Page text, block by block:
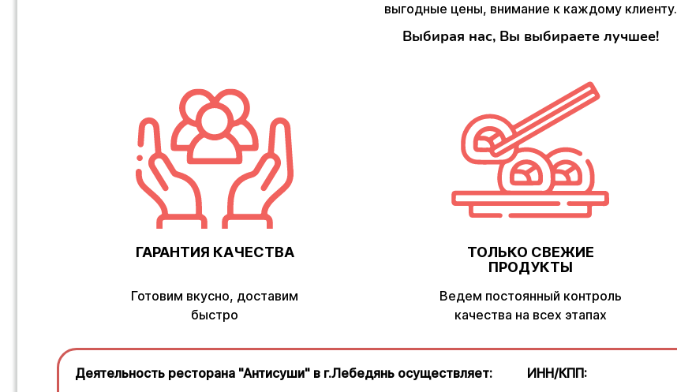
выгодные цены, внимание к каждому клиенту.
Выбирая нас, Вы выбираете лучшее!
ГАРАНТИЯ КАЧЕСТВА
Готовим вкусно, доставим
быстро
ТОЛЬКО СВЕЖИЕ
ПРОДУКТЫ
Ведем постоянный контроль
качества на всех этапах
Деятельность ресторана "Антисуши" в г.Лебедянь осуществляет: ИНН/КПП: